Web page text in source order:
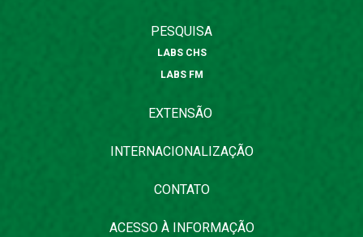
PESQUISA
LABS CHS
LABS FM
EXTENSÃO
INTERNACIONALIZAÇÃO
CONTATO
ACESSO À INFORMAÇÃO